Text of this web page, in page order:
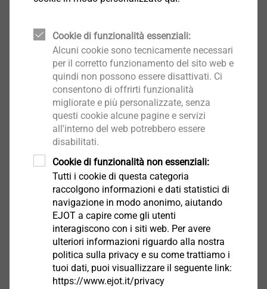
del progetto, senza tralasciare l’aspetto economico
Sviluppo Digitale
Cookie di funzionalità essenziali:
Alcuni cookie sono tecnicamente necessari
per il corretto funzionamento del sito web e
quindi non possono essere disattivati. Ci
consentono di offrirti funzionalità
migliorate e più personalizzate, senza
questi cookie alcune pagine e servizi
all'interno del web potrebbero essere
disabilitati.
Cookie di funzionalità non essenziali:
Tutti i cookie di questa categoria
raccolgono informazioni e dati statistici di
navigazione in modo anonimo, aiutando
EJOT a capire come gli utenti
interagiscono con i siti web. Per avere
ulteriori informazioni riguardo alla nostra
politica sulla privacy e su come trattiamo i
tuoi dati, puoi visuallizzare il seguente link:
https://www.ejot.it/privacy